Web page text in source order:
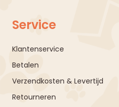
Service
Klantenservice
Betalen
Verzendkosten & Levertijd
Retourneren